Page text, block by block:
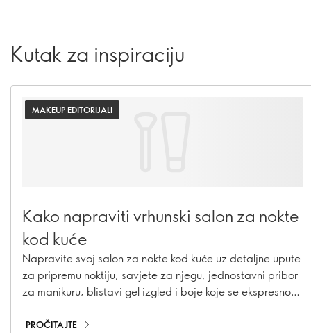
Kutak za inspiraciju
MAKEUP EDITORIJALI
Kako napraviti vrhunski salon za nokte
kod kuće
Napravite svoj salon za nokte kod kuće uz detaljne upute
za pripremu noktiju, savjete za njegu, jednostavni pribor
za manikuru, blistavi gel izgled i boje koje se ekspresno
PROČITAJTE